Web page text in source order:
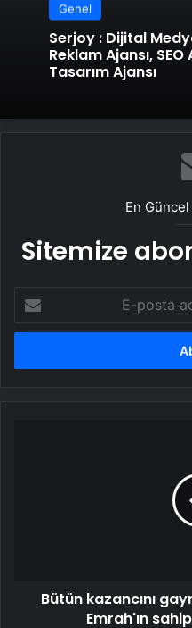
Genel
Serjoy : Dijital Medya Ajansı, Google
Reklam Ajansı,
Tasarım Ajansı
En
Sitemize
posta
adresinizi
sayısıBütün kazancını
Emrah'ın